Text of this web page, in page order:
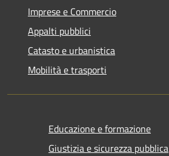
Imprese e Commercio
Appalti pubblici
Catasto e urbanistica
Mobilità e trasporti
Educazione e formazione
Giustizia e sicurezza pubblica